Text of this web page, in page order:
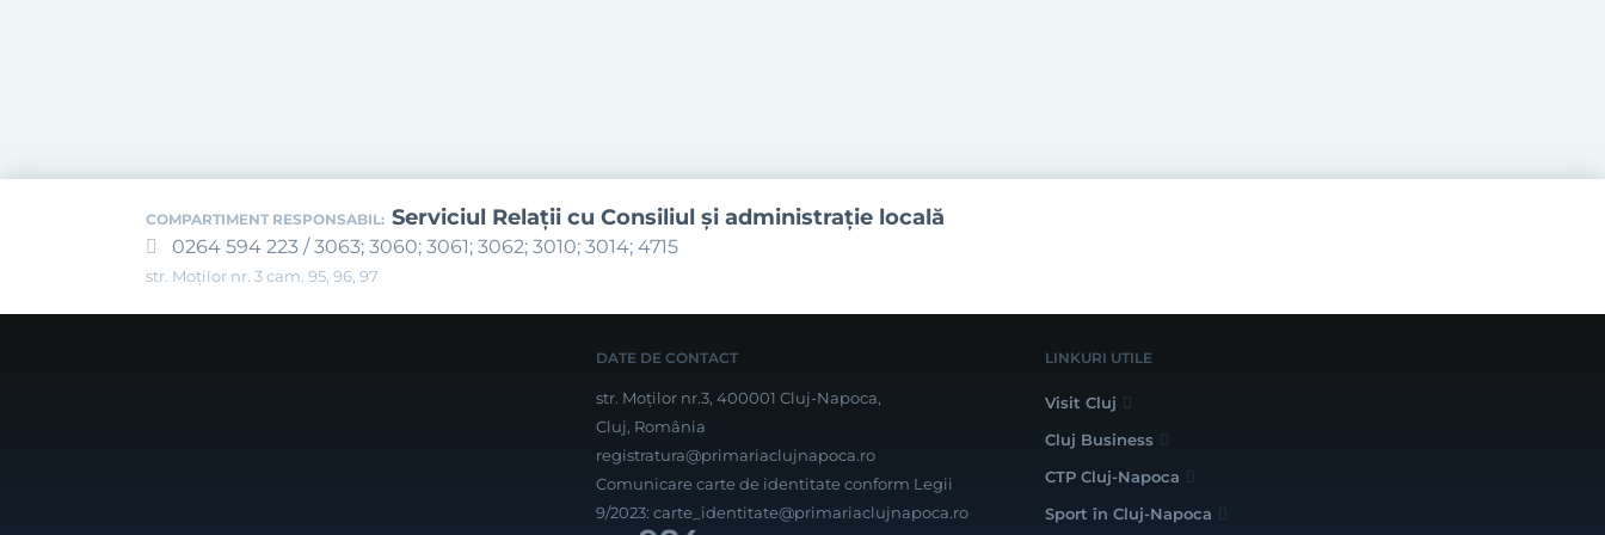
COMPARTIMENT RESPONSABIL: Serviciul Relaţii cu Consiliul şi administraţie locală
0264 594 223 / 3063; 3060; 3061; 3062; 3010; 3014; 4715
str. Moților nr. 3 cam. 95, 96, 97
DATE DE CONTACT
str. Moților nr.3, 400001 Cluj-Napoca,
Cluj, România
registratura@primariaclujnapoca.ro
Comunicare carte de identitate conform Legii
9/2023: carte_identitate@primariaclujnapoca.ro
LINKURI UTILE
Visit Cluj
Cluj Business
CTP Cluj-Napoca
Sport în Cluj-Napoca